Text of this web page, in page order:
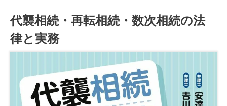
代襲相続・再転相続・数次相続の法
律と実務